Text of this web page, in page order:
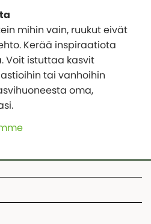
mihin vain, ruukut eivät
Kerää inspiraatiota
Voit istuttaa kasvit
tai vanhoihin
oma,